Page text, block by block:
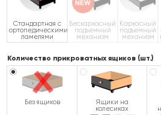
Стандартная с
ортопедическими
ламелями
Бескаркасный
подъемный
механизм
Каркасный
подъемный
механизм
Количество прикроватных ящиков (шт.)
Без ящиков
Ящики на
колесиках